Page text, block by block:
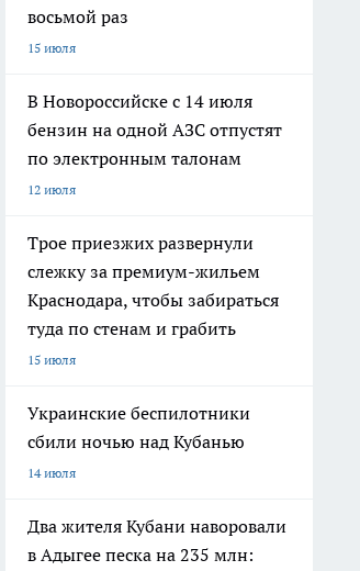
восьмой раз
15 июля
В Новороссийске с 14 июля
бензин на одной АЗС отпустят
по электронным талонам
12 июля
Трое приезжих развернули
слежку за премиум-жильем
Краснодара, чтобы забираться
туда по стенам и грабить
15 июля
Украинские беспилотники
сбили ночью над Кубанью
14 июля
Два жителя Кубани наворовали
в Адыгее песка на 235 млн: